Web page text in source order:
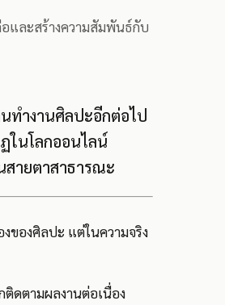
และสร้างความสัมพันธ์กับ
ทำงานศิลปะอีกต่อไป
ในโลกออนไลน์
สายตาสาธารณะ
ของศิลปะ แต่ในความจริง
ดตามผลงานต่อเนื่อง